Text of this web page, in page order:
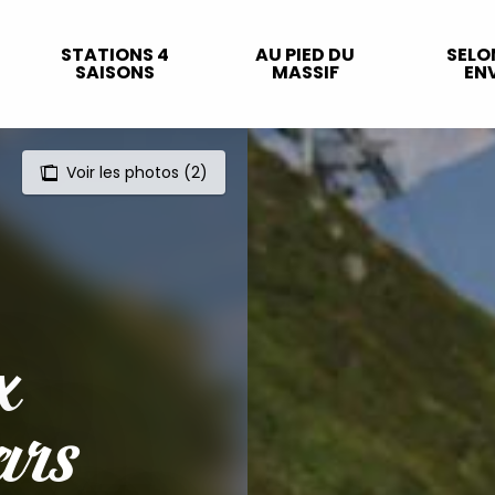
STATIONS 4
SAISONS
AU PIED DU
MASSIF
Voir les photos (2)